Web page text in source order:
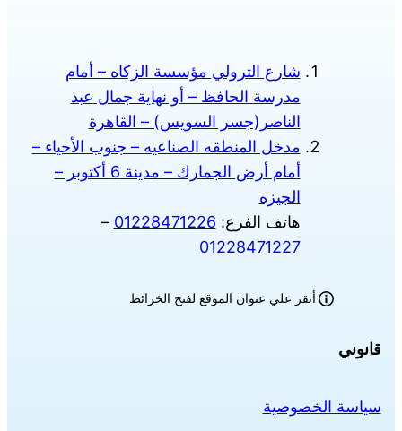
شارع الترولي مؤسسة الزكاه – أمام
مدرسة الحافظ – أو نهاية جمال عبد
الناصر(جسر السويس) – القاهرة
مدخل المنطقه الصناعيه – جنوب الأحياء –
أمام أرض الجمارك – مدينة 6 أكتوبر –
الجيزه
هاتف الفرع: 01228471226
–
01228471227
أنقر علي عنوان الموقع لفتح الخرائط
قانوني
سياسة الخصوصية